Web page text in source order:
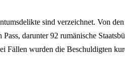
sind verzeichnet. Von
darunter 92 rumänische
Fällen wurden die Beschuldigten